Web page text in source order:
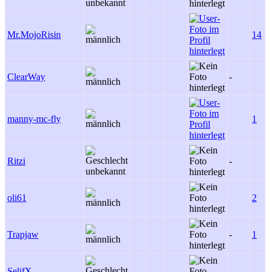
Mr.MojoRisin 14
ClearWay -
manny-mc-fly 1
Ritzi -
oli61 2
Trapjaw - 1